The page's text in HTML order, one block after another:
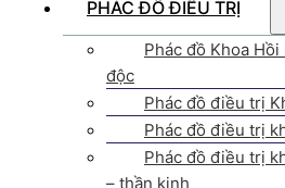
PHÁC ĐỒ ĐIỀU TRỊ
Phác đồ Khoa
độc
Phác đồ điều trị
Phác đồ điều trị
Phác đồ điều trị
– thần kinh